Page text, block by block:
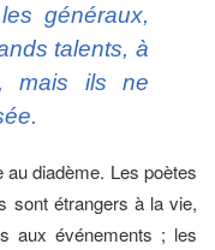
généraux,
talents, à
mais ils ne
au diadème. Les poètes
sont étrangers à la vie,
aux événements ; les